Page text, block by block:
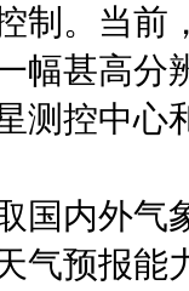
制。当前
幅甚高分
测控中心
国内外气
气预报能